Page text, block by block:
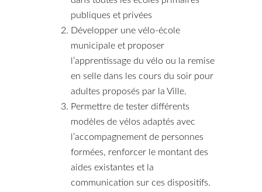
publiques et privées
Développer une vélo-école
municipale et proposer
l’apprentissage du vélo ou la remise
en selle dans les cours du soir pour
adultes proposés par la Ville.
Permettre de tester différents
modèles de vélos adaptés avec
l’accompagnement de personnes
formées, renforcer le montant des
aides existantes et la
communication sur ces dispositifs.